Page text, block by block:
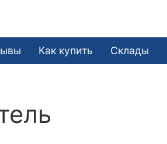
Как купить Склады